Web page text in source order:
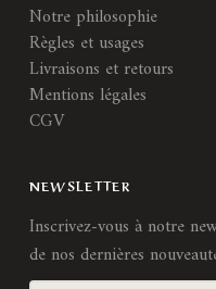
Notre philosophie
Règles et usages
Livraisons et retours
Mentions légales
CGV
NEWSLETTER
Inscrivez-vous à notre
de nos dernières